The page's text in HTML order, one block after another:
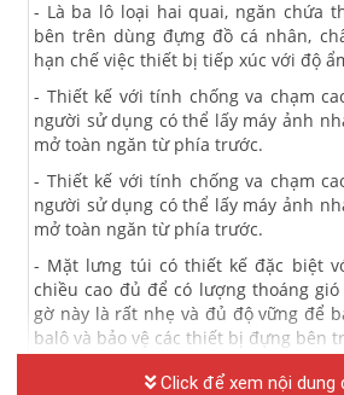
- Là ba lô loại hai quai, ngăn chứa
bên trên dùng đựng đồ cá nhân,
hạn chế việc thiết bị tiếp xúc với độ
- Thiết kế với tính chống va chạm
người sử dụng có thể lấy máy ảnh
mở toàn ngăn từ phía trước.
- Thiết kế với tính chống va chạm
người sử dụng có thể lấy máy ảnh
mở toàn ngăn từ phía trước.
- Mặt lưng túi có thiết kế đặc biệt
chiều cao đủ để có lượng thoáng
gờ này là rất nhẹ và đủ độ vững để
balô và bảo vệ các thiết bị đựng bên
- Có ngăn đựng túi áo mưa và tránh
Click để xem nội dung